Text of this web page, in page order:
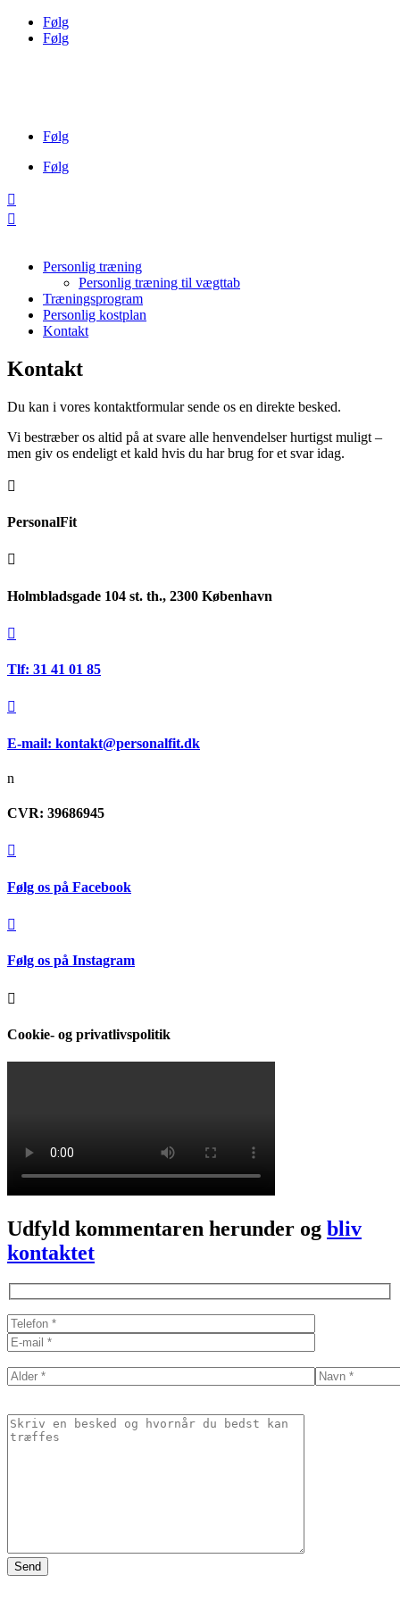
Følg
Følg
Følg
Følg


Personlig træning
Personlig træning til vægttab
Træningsprogram
Personlig kostplan
Kontakt
Kontakt
Du kan i vores kontaktformular sende os en direkte besked.
Vi bestræber os altid på at svare alle henvendelser hurtigst muligt –
men giv os endeligt et kald hvis du har brug for et svar idag.

PersonalFit

Holmbladsgade 104 st. th., 2300 København

Tlf: 31 41 01 85

E-mail: kontakt@personalfit.dk
n
CVR: 39686945

Følg os på Facebook

Følg os på Instagram

Cookie- og privatlivspolitik
Udfyld kommentaren herunder og bliv
kontaktet